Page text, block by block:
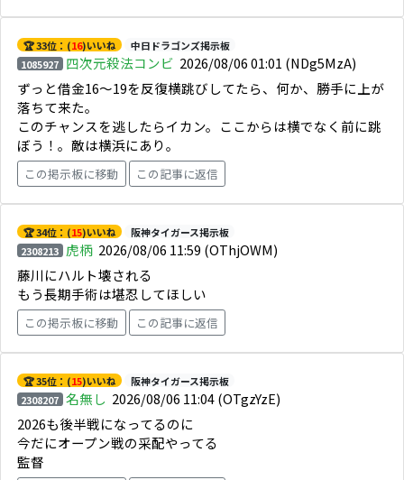
🏆 33位：(16)いいね
中日ドラゴンズ掲示板
1085927 四次元殺法コンビ 2026/08/06 01:01 (NDg5MzA)
ずっと借金16〜19を反復横跳びしてたら、何か、勝手に上が
落ちて来た。
このチャンスを逃したらイカン。ここからは横でなく前に跳
ぼう！。敵は横浜にあり。
この掲示板に移動 この記事に返信
🏆 34位：(15)いいね
阪神タイガース掲示板
2308213 虎柄 2026/08/06 11:59 (OThjOWM)
藤川にハルト壊される
もう長期手術は堪忍してほしい
この掲示板に移動 この記事に返信
🏆 35位：(15)いいね
阪神タイガース掲示板
2308207 名無し 2026/08/06 11:04(OTgzYzE)
2026も後半戦になってるのに
今だにオープン戦の采配やってる
監督